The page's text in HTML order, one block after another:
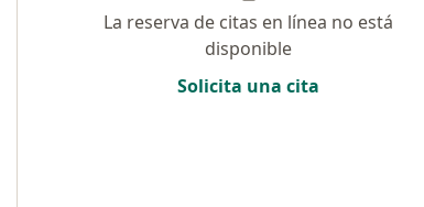
La reserva de citas en línea no está
disponible
Solicita una cita